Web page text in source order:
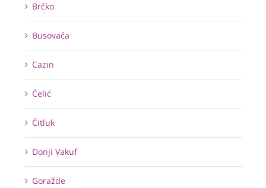
Brčko
Busovača
Cazin
Čelić
Čitluk
Donji Vakuf
Goražde